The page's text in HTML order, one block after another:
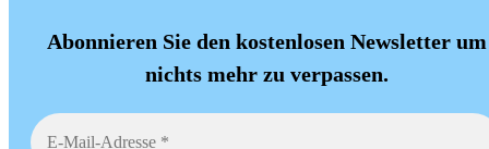
Abonnieren Sie den kostenlosen Newsletter um
nichts mehr zu verpassen.